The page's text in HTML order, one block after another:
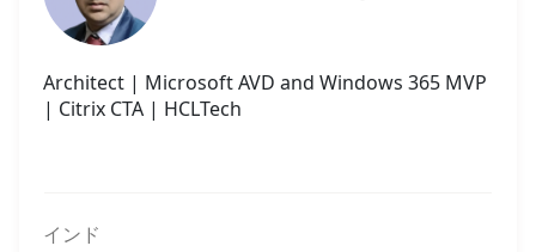
Architect | Microsoft AVD and Windows 365 MVP
| Citrix CTA | HCLTech
インド